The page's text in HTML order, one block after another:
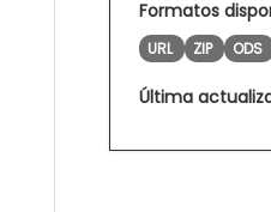
Formatos
URL ZIP ODS
Última